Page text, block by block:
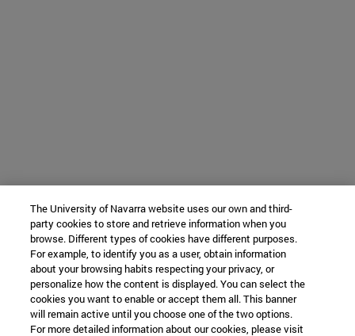
The University of Navarra website uses our own and third-
party cookies to store and retrieve information when you
browse. Different types of cookies have different purposes.
For example, to identify you as a user, obtain information
about your browsing habits respecting your privacy, or
personalize how the content is displayed. You can select the
cookies you want to enable or accept them all. This banner
will remain active until you choose one of the two options.
For more detailed information about our cookies, please visit